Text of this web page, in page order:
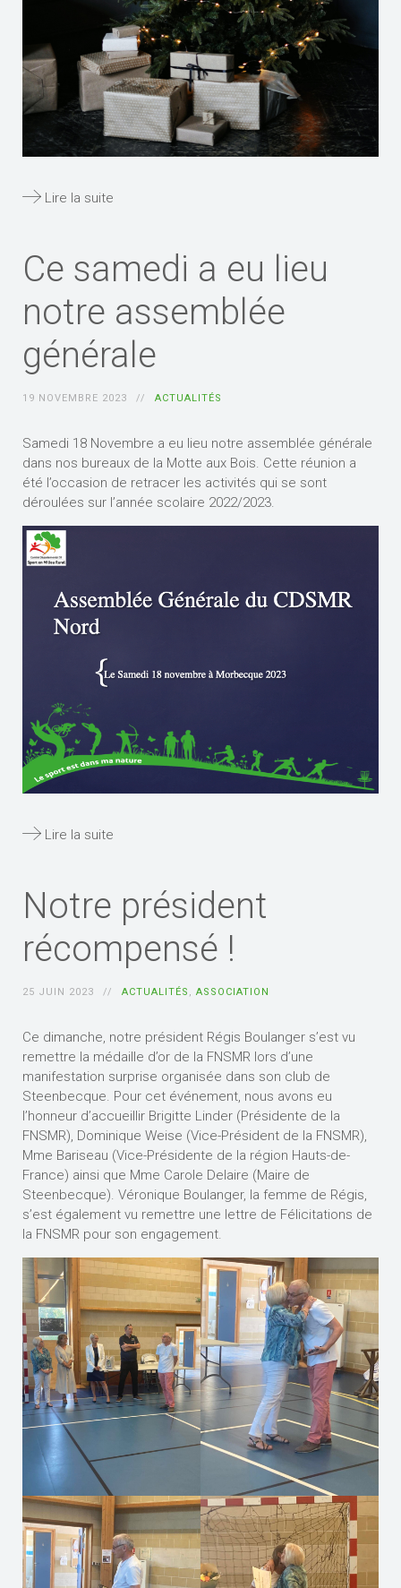
Lire la suite
Ce samedi a eu lieu
notre assemblée
générale
19 NOVEMBRE 2023 ACTUALITÉS
Samedi 18 Novembre a eu lieu notre assemblée générale
dans nos bureaux de la Motte aux Bois. Cette réunion a
été l’occasion de retracer les activités qui se sont
déroulées sur l’année scolaire 2022/2023.
Lire la suite
Notre président
récompensé !
25 JUIN 2023 ACTUALITÉS , ASSOCIATION
Ce dimanche, notre président Régis Boulanger s’est vu
remettre la médaille d’or de la FNSMR lors d’une
manifestation surprise organisée dans son club de
Steenbecque. Pour cet événement, nous avons eu
l’honneur d’accueillir Brigitte Linder (Présidente de la
FNSMR), Dominique Weise (Vice-Président de la FNSMR),
Mme Bariseau (Vice-Présidente de la région Hauts-de-
France) ainsi que Mme Carole Delaire (Maire de
Steenbecque). Véronique Boulanger, la femme de Régis,
s’est également vu remettre une lettre de Félicitations de
la FNSMR pour son engagement.